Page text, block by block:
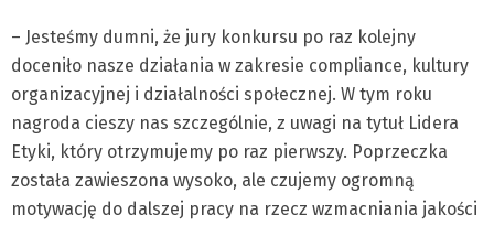
– Jesteśmy dumni, że jury konkursu po raz kolejny
doceniło nasze działania w zakresie compliance, kultury
organizacyjnej i działalności społecznej. W tym roku
nagroda cieszy nas szczególnie, z uwagi na tytuł Lidera
Etyki, który otrzymujemy po raz pierwszy. Poprzeczka
została zawieszona wysoko, ale czujemy ogromną
motywację do dalszej pracy na rzecz wzmacniania jakości